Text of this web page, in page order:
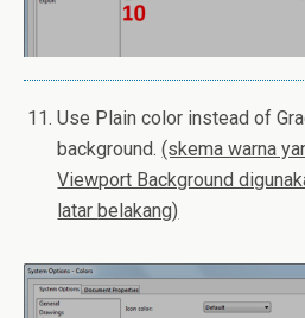
Use Plain color instead of
background.(skema warna
Viewport Background
latarbelakang)